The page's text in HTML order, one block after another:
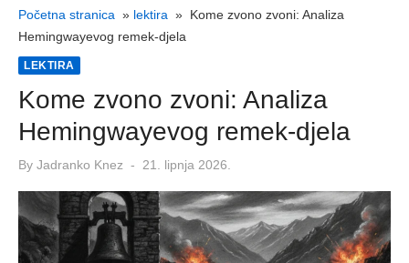
Početna stranica » lektira » Kome zvono zvoni: Analiza
Hemingwayevog remek-djela
LEKTIRA
Kome zvono zvoni: Analiza
Hemingwayevog remek-djela
By Jadranko Knez
Posted
21. lipnja 2026.